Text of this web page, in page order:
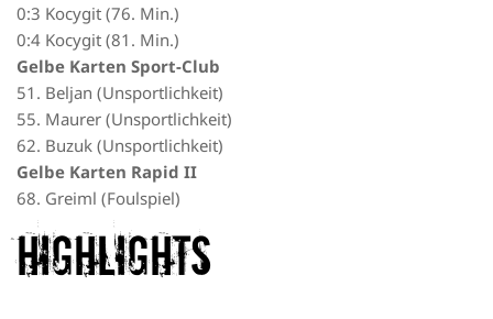
0:3 Kocygit (76. Min.)
0:4 Kocygit (81. Min.)
Gelbe Karten Sport-Club
51. Beljan (Unsportlichkeit)
55. Maurer (Unsportlichkeit)
62. Buzuk (Unsportlichkeit)
Gelbe Karten Rapid II
68. Greiml (Foulspiel)
Highlights